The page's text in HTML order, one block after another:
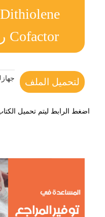
Cofactor رسالة دكتوراه
لتحميل الملف
اضغط الرابط ليتم تحميل